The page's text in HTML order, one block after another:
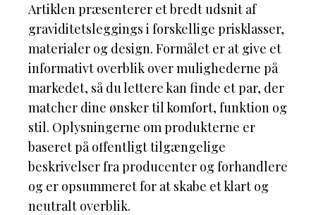
Artiklen præsenterer et bredt udsnit af
graviditetsleggings i forskellige prisklasser,
materialer og design. Formålet er at give et
informativt overblik over mulighederne på
markedet, så du lettere kan finde et par, der
matcher dine ønsker til komfort, funktion og
stil. Oplysningerne om produkterne er
baseret på offentligt tilgængelige
beskrivelser fra producenter og forhandlere
og er opsummeret for at skabe et klart og
neutralt overblik.